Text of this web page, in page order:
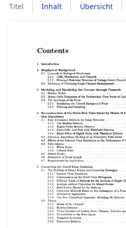
Titel Inhalt Übersicht